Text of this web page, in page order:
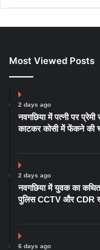
Most Viewed Posts
2 days ago
नवगछिया में पत्नी पर
काटकर कोसी में फेंकने की
2 days ago
नवगछिया में युवक का
पुलिस CCTV और CDR
6 days ago